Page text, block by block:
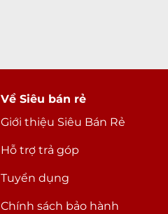
Về Siêu bán rẻ
Giới thiệu Siêu Bán Rẻ
Hỗ trợ trả góp
Tuyển dụng
Chính sách bảo hành